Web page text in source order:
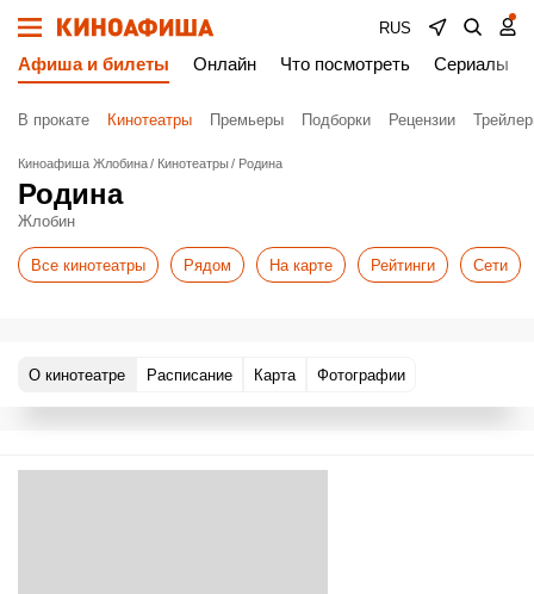
RUS
Афиша и билеты Онлайн Что посмотреть Сериалы
В прокате Кинотеатры Премьеры Подборки Рецензии
Киноафиша Жлобина Кинотеатры Родина
Родина
Жлобин
Все кинотеатры Рядом На карте Рейтинги Сети
О кинотеатре Расписание Карта Фотографии